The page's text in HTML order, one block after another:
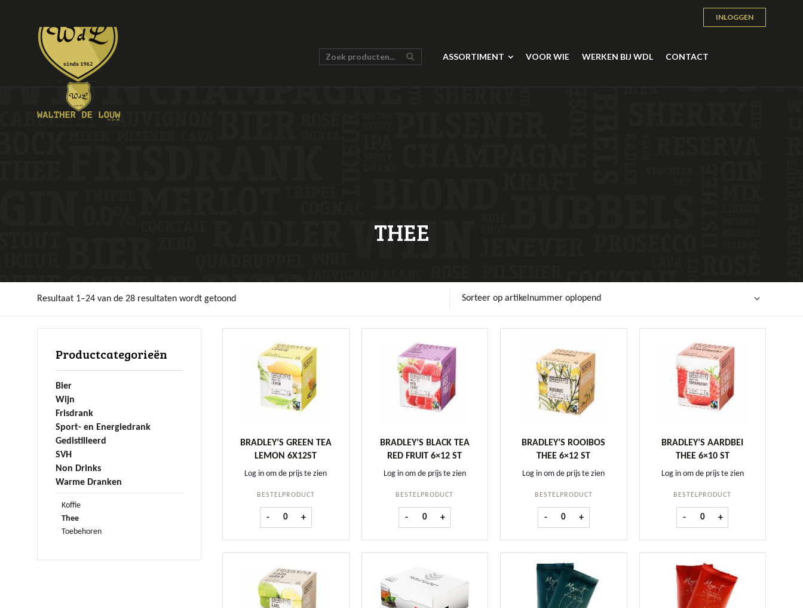
INLOGGEN
ASSORTIMENT VOOR WIE WERKEN BIJ WDL CONTACT
THEE
Resultaat 1–24 van de 28 resultaten wordt getoond Sorteer op artikelnummer oplopend
BRADLEY’S GREEN TEA
LEMON 6X12ST
Log in om de prijs te zien
BESTELPRODUCT
- Bradley's Green Tea Lemon 6x12st aantal
+
BRADLEY’S BLACK TEA
RED FRUIT 6×12 ST
Log in om de prijs te zien
BESTELPRODUCT
- Bradley's Black Tea Red Fruit 6x12 st aantal
+
BRADLEY’S ROOIBOS
THEE 6×12 ST
Log in om de prijs te zien
BESTELPRODUCT
- Bradley's Rooibos Thee 6x12 st aantal
+
BRADLEY’S AARDBEI
THEE 6×10 ST
Log in om de prijs te zien
BESTELPRODUCT
- Bradley's Aardbei thee 6x10 st
+
Productcategorieën
Bier
Wijn
Frisdrank
Sport- en Energiedrank
Gedistilleerd
SVH
Non Drinks
Warme Dranken
Koffie
Thee
Toebehoren